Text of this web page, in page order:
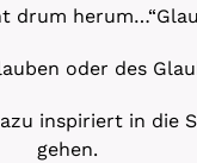
drum
oder des
inspiriert in die
gehen.